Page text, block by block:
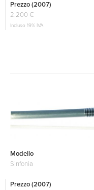
Prezzo (2007)
2.200 €
Incluso 19% IVA
Modello
Sinfonia
Prezzo (2007)